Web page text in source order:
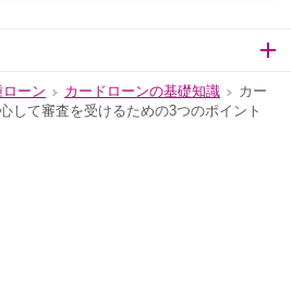
ーン >カードローンの基礎知識 >カー
して審査を受けるための3つのポイント